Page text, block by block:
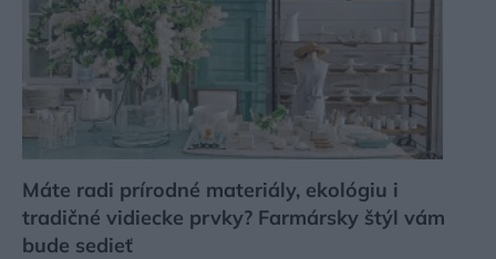
Máte radi prírodné materiály, ekológiu i
tradičné vidiecke prvky? Farmársky štýl vám
bude sedieť